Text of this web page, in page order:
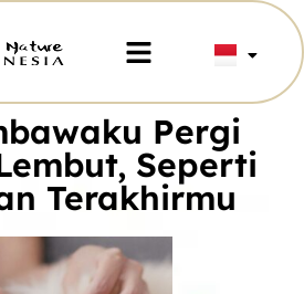
Pergi
Seperti
Terakhirmu